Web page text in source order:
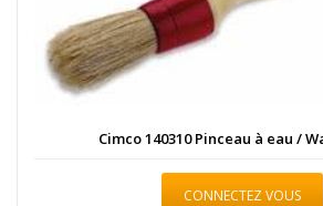
Cimco 140310 Pinceau à eau /
CONNECTEZ VOUS